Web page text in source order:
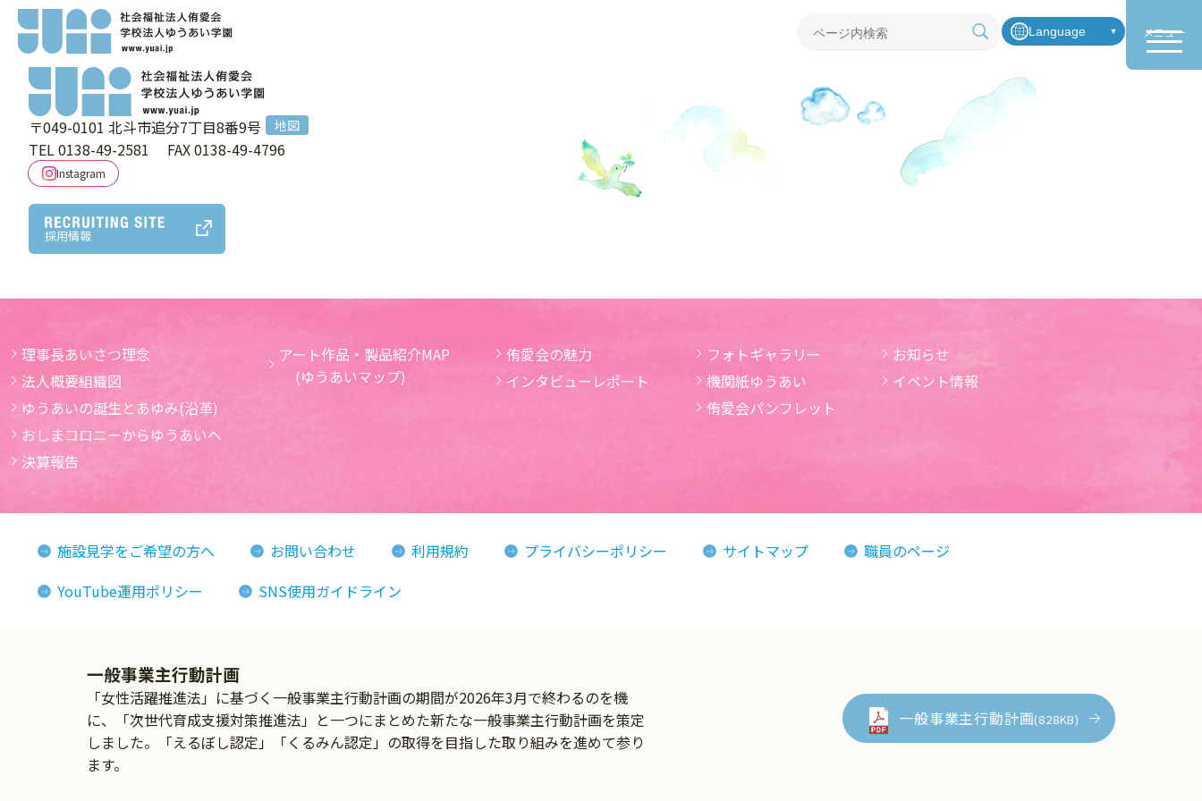
内
検
Language メニュー
index.php
〒049-0101 北斗市追分7丁目8番9号 地図
TEL 0138-49-2581 FAX 0138-49-4796
Instagram
採用情報
理事長あいさつ理念
法人概要組織図
ゆうあいの誕生とあゆみ(沿革)
おしまコロニーからゆうあいへ
決算報告
アート作品・製品紹介MAP
(ゆうあいマップ)
侑愛会の魅力
インタビューレポート
フォトギャラリー
機関紙ゆうあい
侑愛会パンフレット
お知らせ
イベント情報
施設見学をご希望の方へ お問い合わせ 利用規約 プライバシーポリシー サイトマップ
職員のページ
YouTube運用ポリシー
SNS使用ガイドライン
一般事業主行動計画
「女性活躍推進法」に基づく一般事業主行動計画の期間が2026年3月で終わるのを機
に、「次世代育成支援対策推進法」と一つにまとめた新たな一般事業主行動計画を策定
しました。「えるぼし認定」「くるみん認定」の取得を目指した取り組みを進めて参り
ます。
一般事業主行動計画(828KB)